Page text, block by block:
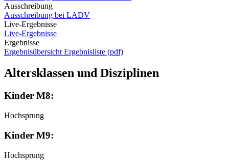
Ausschreibung
Ausschreibung bei LADV
Live-Ergebnisse
Live-Ergebnisse
Ergebnisse
Ergebnisübersicht Ergebnisliste (pdf)
Altersklassen und Disziplinen
Kinder M8:
Hochsprung
Kinder M9:
Hochsprung